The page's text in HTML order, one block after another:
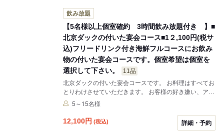
飲み放題
【5名様以上個室確約 3時間飲み放題付き 】■
北京ダックの付いた宴会コース■1２,100円(税サ
込)フリードリンク付き海鮮フルコースにお飲み
物の付いた宴会コースです。個室希望は個室を
選択して下さい。
11品
北京ダックの付いた宴会コースです。 お料理はすべてお
とりわけさせていただきます。 お客様の好き嫌い、アレ
ルギー等ありましたら 可能な限り対応させていただきま
様、4名様はホール席の対応となります。 写真はイメー
5～15名様
12,100円 (税込) 詳細・予約